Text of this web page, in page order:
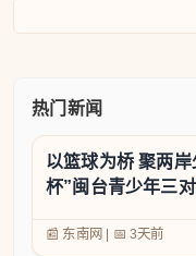
热门新闻
以篮球为桥 聚两
杯”闽台青少年三
📰 东南网 | 📅3天前